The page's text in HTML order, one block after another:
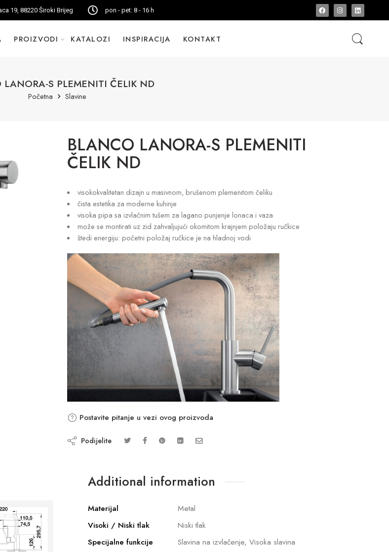
19, 88220 Široki Brijeg pon - pet: 8 - 16 h
PROIZVODI KATALOZI INSPIRACIJA KONTAKT
LANORA-S PLEMENITI ČELIK ND
Početna Slavine
BLANCO LANORA-S PLEMENITI
ČELIK ND
visokokvalitetan dizajn u masivnom, brušenom plemenitom čeliku
čista estetika za moderne kuhinje
visoka pipa sa izvlačnim tušem za lagano punjenje lonaca i vaza
može se montirati uz zid zahvaljujući okomitom krajnjem položaju ručkice
štedi energiju: početni položaj ručkice je na hladnoj vodi
Postavite pitanje u vezi ovog proizvoda
Podijelite
Additional information
Materijal
Metal
Visoki / Niski tlak
Niski tlak
Specijalne funkcije
Slavina na izvlačenje, Visoka slavina